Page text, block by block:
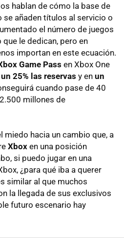
hablan de cómo la base de
se añaden títulos al servicio o
el número de juegos
le dedican, pero en
importan en este ecuación.
Game Pass en Xbox One
25% las reservas y en un
cuando pase de 40
millones de
miedo hacia un cambio que, a
Xbox en una posición
si puedo jugar en una
¿para qué iba a querer
similar al que muchos
la llegada de sus exclusivos
futuro escenario hay